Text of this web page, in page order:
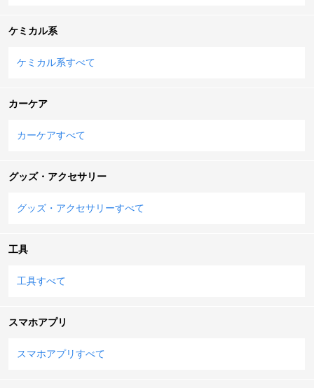
ケミカル系
ケミカル系すべて
カーケア
カーケアすべて
グッズ・アクセサリー
グッズ・アクセサリーすべて
工具
工具すべて
スマホアプリ
スマホアプリすべて